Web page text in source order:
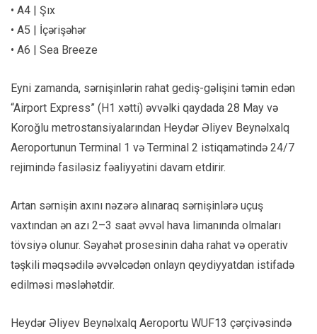
• A4 | Şıx
• A5 | İçərişəhər
• A6 | Sea Breeze
Eyni zamanda, sərnişinlərin rahat gediş-gəlişini təmin edən
“Airport Express” (H1 xətti) əvvəlki qaydada 28 May və
Koroğlu metrostansiyalarından Heydər Əliyev Beynəlxalq
Aeroportunun Terminal 1 və Terminal 2 istiqamətində 24/7
rejimində fasiləsiz fəaliyyətini davam etdirir.
Artan sərnişin axını nəzərə alınaraq sərnişinlərə uçuş
vaxtından ən azı 2–3 saat əvvəl hava limanında olmaları
tövsiyə olunur. Səyahət prosesinin daha rahat və operativ
təşkili məqsədilə əvvəlcədən onlayn qeydiyyatdan istifadə
edilməsi məsləhətdir.
Heydər Əliyev Beynəlxalq Aeroportu WUF13 çərçivəsində